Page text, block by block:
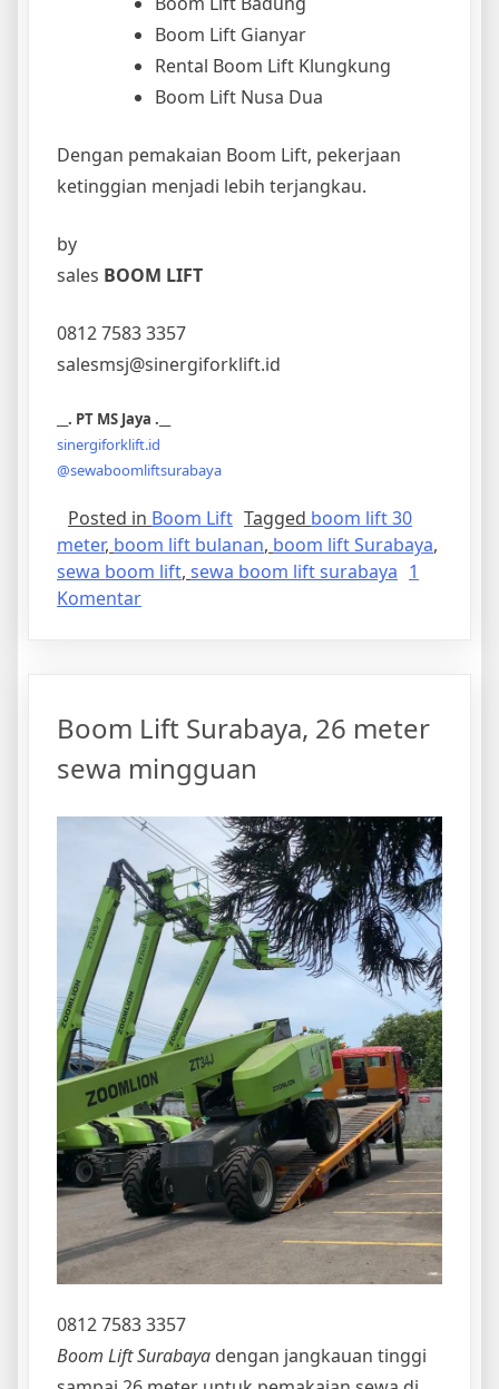
Boom Lift Gianyar
Rental Boom Lift Klungkung
Boom Lift Nusa Dua
Dengan pemakaian Boom Lift, pekerjaan
ketinggian menjadi lebih terjangkau.
by
sales BOOM LIFT
0812 7583 3357
salesmsj@sinergiforklift.id
__. PT MS Jaya .__
sinergiforklift.id
@sewaboomliftsurabaya
Posted in Boom Lift Tagged boom lift 30
meter, boom lift bulanan, boom lift Surabaya,
sewa boom lift, sewa boom lift surabaya 1
Komentarpada
30
meter
Boom Lift Surabaya, 26 meter
sewa mingguan
0812 7583 3357
Boom Lift Surabaya dengan jangkauan tinggi